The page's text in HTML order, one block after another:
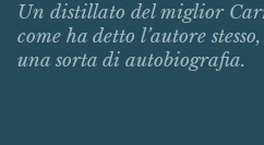
Un distillato del miglior
come ha detto l’autore
una sorta di autobiografia.